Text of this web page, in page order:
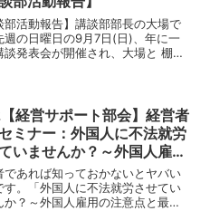
部活動報告】講談部部長の大場で
週の日曜日の9月7日(日)、年に一
談発表会が開催され、大場と 棚橋
くださり...
経営サポート部会】経営者
ミナー：外国人に不法就労
いませんか？～外国人雇用
点と最近の摘発事例～
であれば知っておかないとヤバい
す。「外国人に不法就労させてい
か？～外国人雇用の注意点と最近